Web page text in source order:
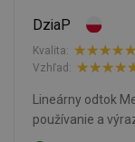
DziaP
Kvalita:
Vzhľad:
Lineárny odtok
používanie a